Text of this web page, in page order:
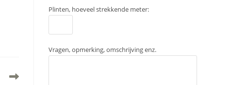
Plinten, hoeveel strekkende meter:
Vragen, opmerking, omschrijving enz.